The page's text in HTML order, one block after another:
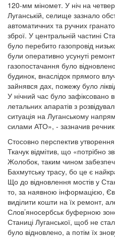
120-мм міномет. У ніч на
Луганській, селище зазнало
автоматичних та ручних
зброї. У центральній частині
було перебито газопровід
були оперативно усунуті
газопостачання було
будинок, внаслідок прямого
зайнявся дах, пожежу було
У нічний час було зафіксовано
летальних апаратів з
ситуація на Луганському
силами АТО», - зазначив
Стосовно перспектив
Ткачук відмітив, що «потрібно
Жолобок, таким чином
Бахмутську трасу, бо це є
Що до відновлення мостів у
то, за наявною інформацією,
виділити кошти на їх ремонт,
Слов’яносербськ буферною
Станиці Луганської, щоб не
було відновлено, а потім їх